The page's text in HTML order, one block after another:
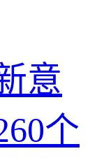
意
个